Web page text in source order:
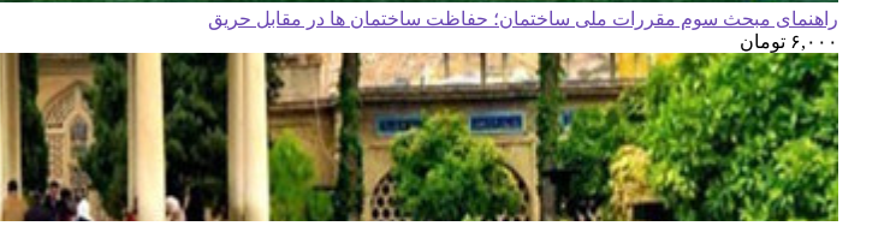
راهنمای مبحث سوم مقررات ملی ساختمان؛ حفاظت ساختمان ها در مقابل حریق
۶,۰۰۰ تومان